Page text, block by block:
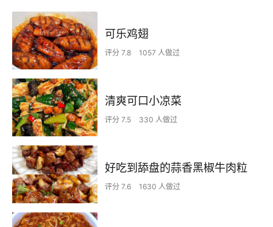
可乐鸡翅
评分 7.8 1057 人做过
清爽可口小凉菜
评分 7.5 330 人做过
好吃到舔盘的蒜香黑椒牛肉粒
评分 7.6 1630 人做过